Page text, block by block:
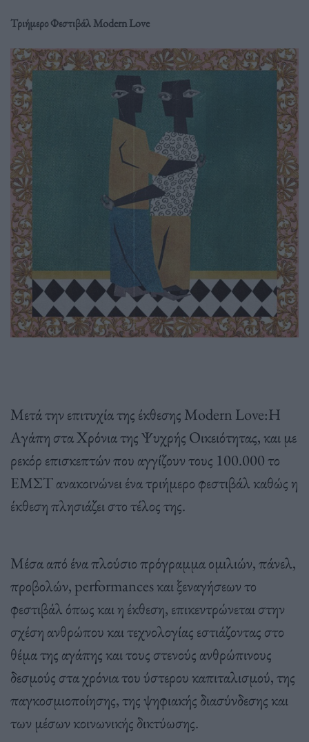
Τριήμερο Φεστιβάλ Modern Love
Μετά την επιτυχία της έκθεσης Modern Love:Η
Αγάπη στα Χρόνια της Ψυχρής Οικειότητας, και με
ρεκόρ επισκεπτών που αγγίζουν τους 100.000 το
ΕΜΣΤ ανακοινώνει ένα τριήμερο φεστιβάλ καθώς η
έκθεση πλησιάζει στο τέλος της.
Μέσα από ένα πλούσιο πρόγραμμα ομιλιών, πάνελ,
προβολών, performances και ξεναγήσεων το
φεστιβάλ όπως και η έκθεση, επικεντρώνεται στην
σχέση ανθρώπου και τεχνολογίας εστιάζοντας στο
θέμα της αγάπης και τους στενούς ανθρώπινους
δεσμούς στα χρόνια του ύστερου καπιταλισμού, της
παγκοσμιοποίησης, της ψηφιακής διασύνδεσης και
των μέσων κοινωνικής δικτύωσης.